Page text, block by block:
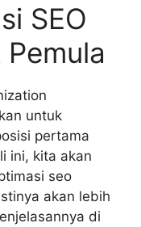
SEO
untuk
pertama
ini, kita akan
seo
akan lebih
di